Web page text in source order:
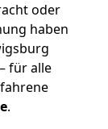
oder
haben
für alle
.